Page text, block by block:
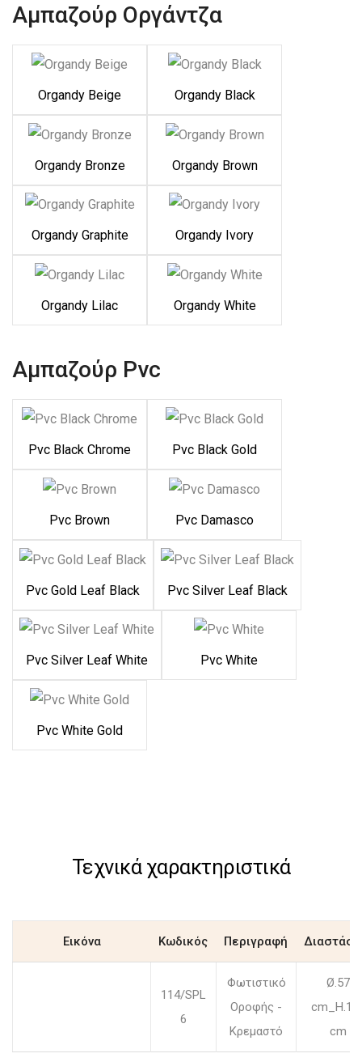
Αμπαζούρ Οργάντζα
Organdy Beige Organdy Black
Organdy Bronze Organdy Brown
Organdy Graphite Organdy Ivory
Organdy Lilac Organdy White
Αμπαζούρ Pvc
Pvc Black Chrome Pvc Black Gold
Pvc Brown Pvc Damasco
Pvc Gold Leaf Black Pvc Silver Leaf Black
Pvc Silver Leaf White Pvc White
Pvc White Gold
Τεχνικά χαρακτηριστικά
Εικόνα Κωδικός Περιγραφή
114/SPL
6
Φωτιστικό
Οροφής -
Κρεμαστό
Ø.57
cm